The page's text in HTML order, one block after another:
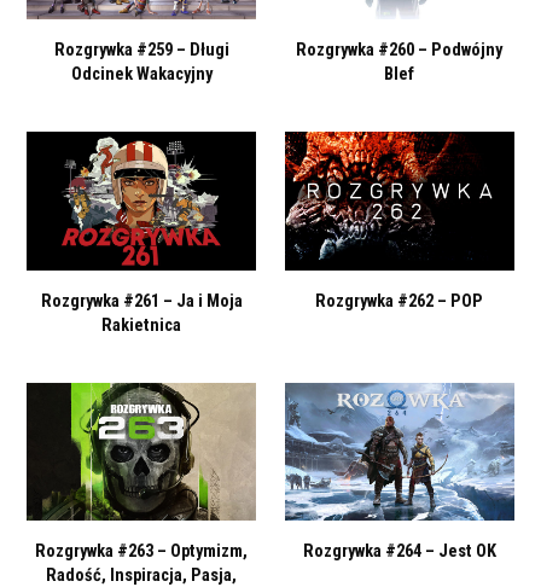
Rozgrywka #259 – Długi
Odcinek Wakacyjny
Rozgrywka #260 – Podwójny
Blef
Rozgrywka #261 – Ja i Moja
Rakietnica
Rozgrywka #262 – POP
Rozgrywka #263 – Optymizm,
Radość, Inspiracja, Pasja,
Rozgrywka #264 – Jest OK